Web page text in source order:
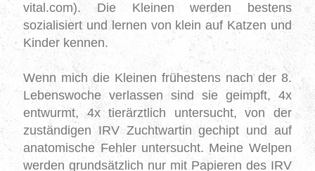
vital.com). Die Kleinen werden bestens
sozialisiert und lernen von klein auf Katzen und
Kinder kennen.
Wenn mich die K leinen frühestens nach der 8.
Lebenswoche verlassen sind sie geimpft, 4x
entwurmt, 4x tierärztlich untersucht, von der
zuständigen IRV Zuchtwartingechipt und auf
anatomische Fehler untersucht. Meine Welpen
werden grundsätzlich nur mit Papieren des IRV